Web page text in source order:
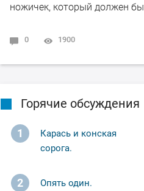
ножичек, который должен
0 1900
Горячие обсуждения
1
Карась и конская
сорога.
2 Опять один.